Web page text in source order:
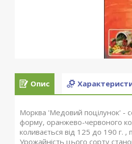
Опис
Морква 'Медовий поцілунок' -
форму, оранжево-червоного
коливається від 125 до 190 г.
Урожайність цього сорту